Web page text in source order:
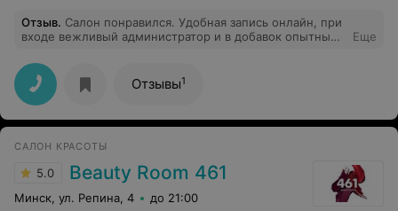
Отзыв. Салон понравился. Удобная запись онлайн, при
входе вежливый администратор и в добавок опытные
Еще
Отзывы1
САЛОН КРАСОТЫ
5.0 Beauty Room 461
Минск, ул. Репина, 4 до 21:00